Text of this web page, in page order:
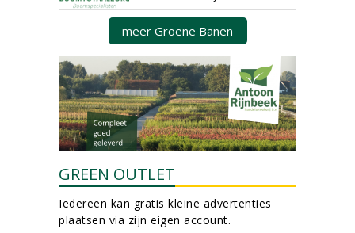
meer Groene Banen
GREEN OUTLET
Iedereen kan gratis kleine advertenties
plaatsen via zijn eigen account.